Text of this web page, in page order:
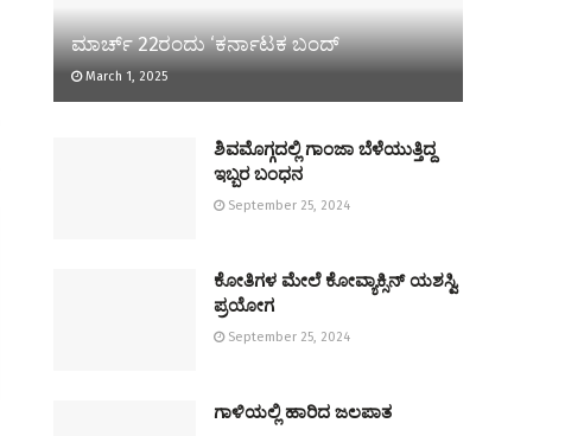
ಮಾರ್ಚ್ 22ರಂದು ‘ಕರ್ನಾಟಕ ಬಂದ್
March 1, 2025
ಶಿವಮೊಗ್ಗದಲ್ಲಿ ಗಾಂಜಾ ಬೆಳೆಯುತ್ತಿದ್ದ
ಇಬ್ಬರ ಬಂಧನ
September 25, 2024
ಕೋತಿಗಳ ಮೇಲೆ ಕೋವ್ಯಾಕ್ಸಿನ್‌ ಯಶಸ್ವಿ
ಪ್ರಯೋಗ
September 25, 2024
ಗಾಳಿಯಲ್ಲಿ ಹಾರಿದ ಜಲಪಾತ